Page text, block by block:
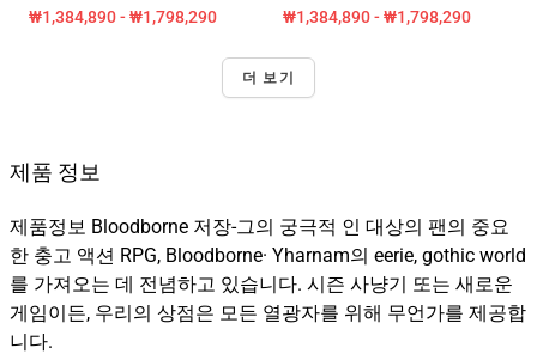
₩1,384,890 - ₩1,798,290 ₩1,384,890 - ₩1,798,290
더 보기
제품 정보
제품정보 Bloodborne 저장-그의 궁극적 인 대상의 팬의 중요
한 충고 액션 RPG, Bloodborne· Yharnam의 eerie, gothic world
를 가져오는 데 전념하고 있습니다. 시즌 사냥기 또는 새로운
게임이든, 우리의 상점은 모든 열광자를 위해 무언가를 제공합
니다.